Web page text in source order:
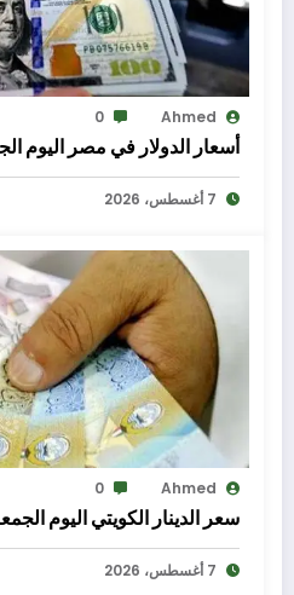
Ahmed
0
أسعار الدولار في مصر اليوم
7 أغسطس، 2026
Ahmed
0
سعر الدينار الكويتي اليوم
7 أغسطس، 2026